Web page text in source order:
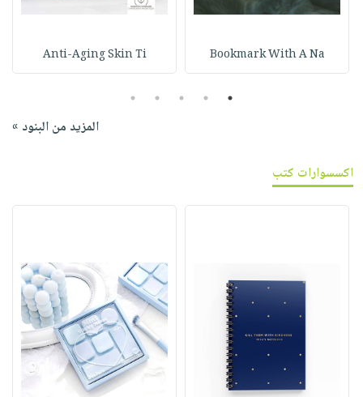
Bookmark With A Na
Anti-Aging Skin Ti
1
2
3
4
5
المزيد من البنود »
اكسسوارات كتب